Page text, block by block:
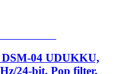
04 UDUKKU,
24-bit, Pop filter,